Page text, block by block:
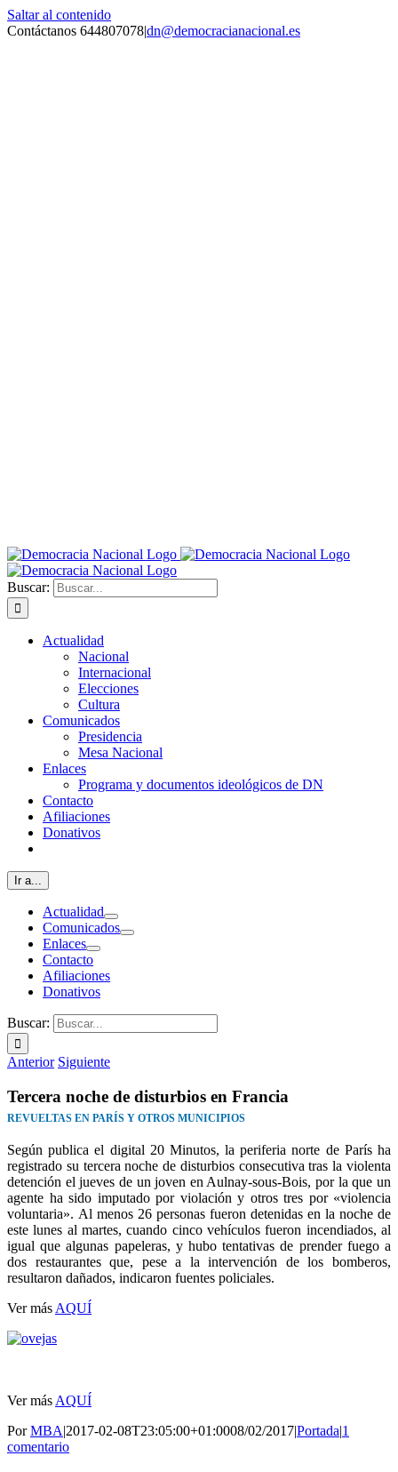
Saltar al contenido
Contáctanos 644807078|dn@democracianacional.es
Buscar:
Actualidad
Nacional
Internacional
Elecciones
Cultura
Comunicados
Presidencia
Mesa Nacional
Enlaces
Programa y documentos ideológicos de DN
Contacto
Afiliaciones
Donativos
Ir a...
Actualidad
Comunicados
Enlaces
Contacto
Afiliaciones
Donativos
Buscar:
Anterior Siguiente
Tercera noche de disturbios en Francia
REVUELTAS EN PARÍS Y OTROS MUNICIPIOS
Según publica el digital 20 Minutos, la periferia norte de París ha
registrado su tercera noche de disturbios consecutiva tras la violenta
detención el jueves de un joven en Aulnay-sous-Bois, por la que un
agente ha sido imputado por violación y otros tres por «violencia
voluntaria». Al menos 26 personas fueron detenidas en la noche de
este lunes al martes, cuando cinco vehículos fueron incendiados, al
igual que algunas papeleras, y hubo tentativas de prender fuego a
dos restaurantes que, pese a la intervención de los bomberos,
resultaron dañados, indicaron fuentes policiales.
Ver másAQUÍ
Ver másAQUÍ
PorMBA|2017-02-08T23:05:00+01:0008/02/2017|Portada|1
comentario